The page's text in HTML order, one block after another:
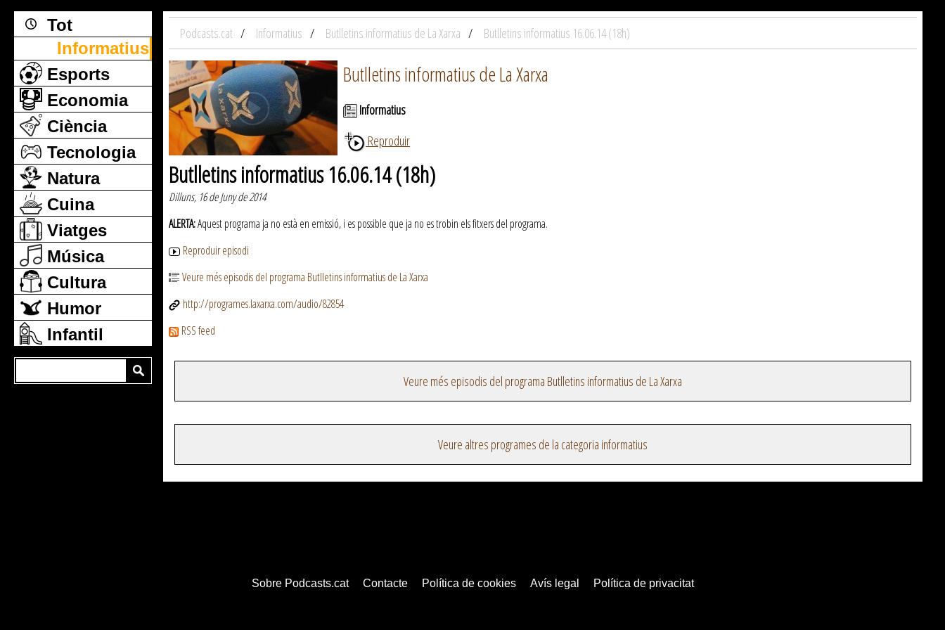
Tot
Informatius
Esports
Economia
Ciència
Tecnologia
Natura
Cuina
Viatges
Música
Cultura
Humor
Infantil
Podcasts.cat Informatius Butlletins informatius de La Xarxa Butlletins informatius 16.06.14 (18h)
Butlletins informatius de La Xarxa
Informatius
Reproduir
Butlletins informatius 16.06.14 (18h)
Dilluns, 16 de Juny de 2014
ALERTA:Aquest programa ja no està en emissió, i es possible que ja no es trobin els fitxers del programa.
Reproduir episodi
Veure més episodis del programa Butlletins informatius de La Xarxa
http://programes.laxarxa.com/audio/82854
RSS feed
Veure més episodis del programa Butlletins informatius de La Xarxa
Veure altres programes de la categoria informatius
Sobre Podcasts.cat Contacte Política de cookies Avís legal Política de privacitat